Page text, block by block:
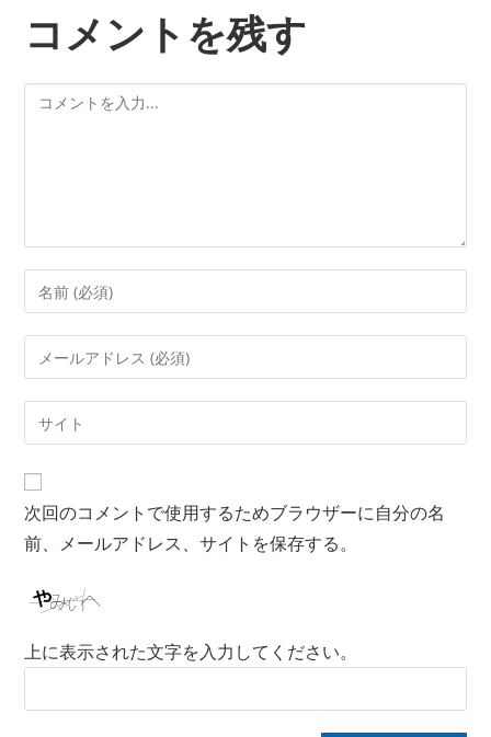
コメントを残す
次回のコメントで使用するためブラウザーに自分の名
前、メールアドレス、サイトを保存する。
上に表示された文字を入力してください。